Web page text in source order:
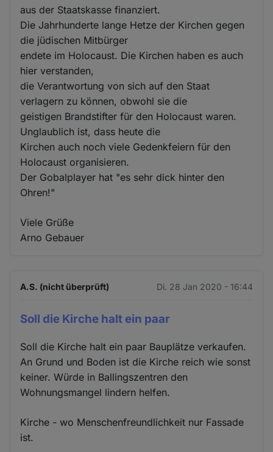
aus der Staatskasse finanziert.
Die Jahrhunderte lange Hetze der Kirchen gegen
die jüdischen Mitbürger
endete im Holocaust. Die Kirchen haben es auch
hier verstanden,
die Verantwortung von sich auf den Staat
verlagern zu können, obwohl sie die
geistigen Brandstifter für den Holocaust waren.
Unglaublich ist, dass heute die
Kirchen auch noch viele Gedenkfeiern für den
Holocaust organisieren.
Der Gobalplayer hat "es sehr dick hinter den
Ohren!"
Viele Grüße
Arno Gebauer
A.S. (nicht überprüft) Di. 28 Jan 2020 - 16:44
Soll die Kirche halt ein paar
Soll die Kirche halt ein paar Bauplätze verkaufen.
An Grund und Boden ist die Kirche reich wie sonst
keiner. Würde in Ballingszentren den
Wohnungsmangel lindern helfen.
Kirche - wo Menschenfreundlichkeit nur Fassade
ist.